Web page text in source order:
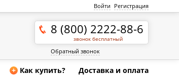
Войти Регистрация
8 (800) 2222-88-6
звонок бесплатный
Обратный звонок
+ Как купить? Доставка и оплата